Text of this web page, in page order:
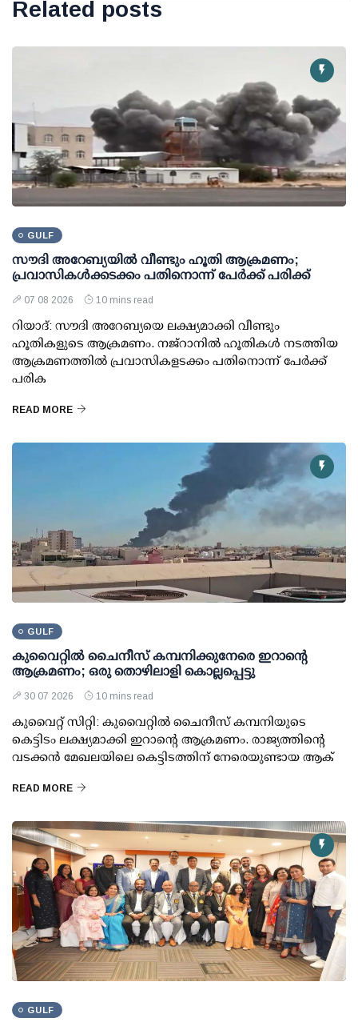
Related posts
GULF
സൗദി അറേബ്യയില്‍ വീണ്ടും ഹൂതി ആക്രമണം;
പ്രവാസികള്‍ക്കടക്കം പതിനൊന്ന് പേര്‍ക്ക് പരിക്ക്
07 08 2026 10 mins read
റിയാദ്: സൗദി അറേബ്യയെ ലക്ഷ്യമാക്കി വീണ്ടും
ഹൂതികളുടെ ആക്രമണം. നജ്‌റാനില്‍ ഹൂതികള്‍ നടത്തിയ
ആക്രമണത്തില്‍ പ്രവാസികളടക്കം പതിനൊന്ന് പേര്‍ക്ക്
പരിക
READ MORE
GULF
കുവൈറ്റില്‍ ചൈനീസ് കമ്പനിക്കുനേരെ ഇറാന്റെ
ആക്രമണം; ഒരു തൊഴിലാളി കൊല്ലപ്പെട്ടു
30 07 2026 10 mins read
കുവൈറ്റ് സിറ്റി: കുവൈറ്റില്‍ ചൈനീസ് കമ്പനിയുടെ
കെട്ടിടം ലക്ഷ്യമാക്കി ഇറാന്റെ ആക്രമണം. രാജ്യത്തിന്റെ
വടക്കന്‍ മേഖലയിലെ കെട്ടിടത്തിന് നേരെയുണ്ടായ ആക്
READ MORE
GULF